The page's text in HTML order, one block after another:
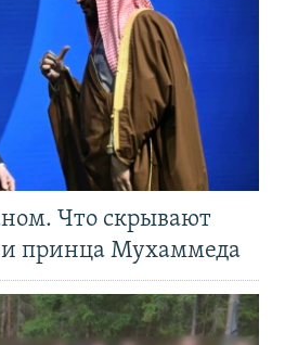
Что скрывают
принца Мухаммеда